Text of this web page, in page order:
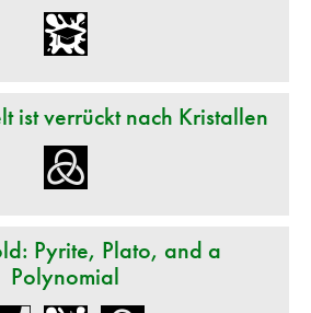
ist verrückt nach Kristallen
Pyrite, Plato, and a
Polynomial